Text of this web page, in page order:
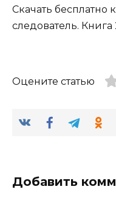
Скачать бесплатно
следователь.
Оцените статью
Добавить